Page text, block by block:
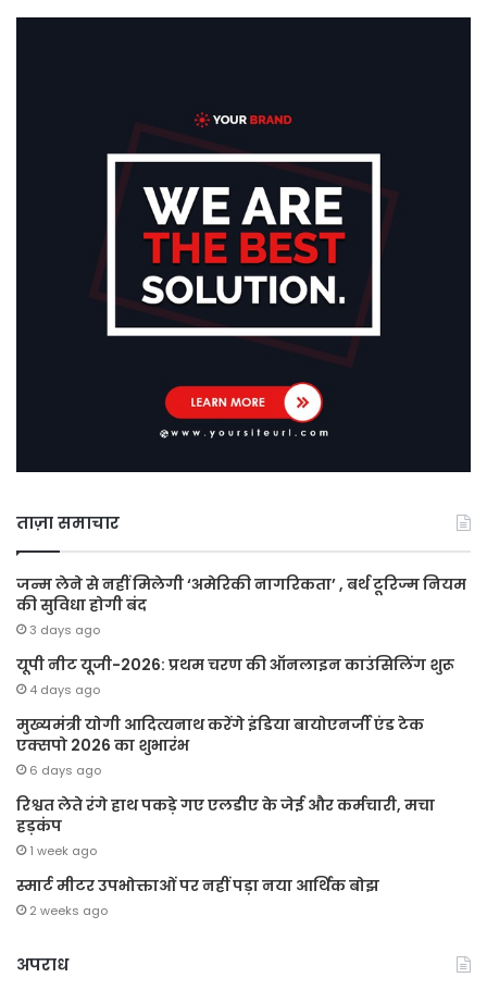
ताज़ा समाचार
जन्म लेने से नहीं मिलेगी ‘अमेरिकी नागरिकता’ , बर्थ टूरिज्म नियम
की सुविधा होगी बंद
3 days ago
यूपी नीट यूजी-2026: प्रथम चरण की ऑनलाइन काउंसिलिंग शुरू
4 days ago
मुख्यमंत्री योगी आदित्यनाथ करेंगे इंडिया बायोएनर्जी एंड टेक
एक्सपो 2026 का शुभारंभ
6 days ago
रिश्वत लेते रंगे हाथ पकड़े गए एलडीए के जेई और कर्मचारी, मचा
हड़कंप
1 week ago
स्मार्ट मीटर उपभोक्ताओं पर नहीं पड़ा नया आर्थिक बोझ
2 weeks ago
अपराध